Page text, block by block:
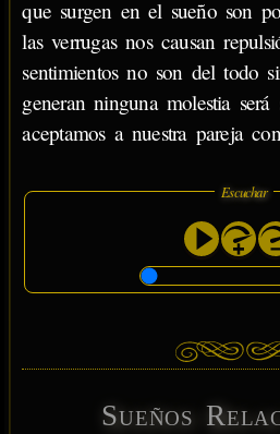
que surgen en el sueño son
las verrugas nos causan
sentimientos no son del todo
generan ninguna molestia
aceptamos a nuestra pareja
Escuchar
Sueños